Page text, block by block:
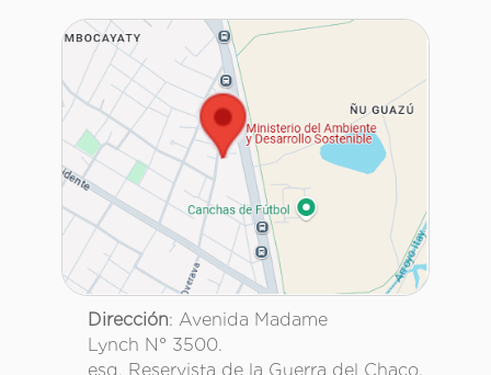
Dirección: Avenida Madame
Lynch N° 3500.
esq. Reservista de la Guerra del Chaco.